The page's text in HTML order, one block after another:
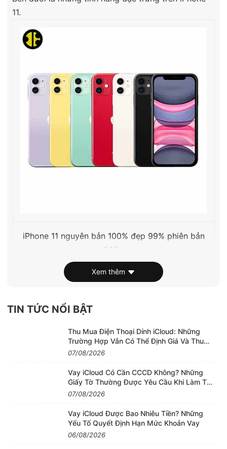
11.
iPhone 11 nguyên bản 100% đẹp 99% phiên bản
64Gb
những tính năng và hiệu năng mạnh mẽ.
người dùng yêu công nghệ trên toàn thế giới săn
đón. Vậy đâu là những đặc điểm nổi bật khiến
1. Màu tím, xanh mới và định vị lại logo Apple
Xem thêm
TIN TỨC NỔI BẬT
Thu Mua Điện Thoại Dính iCloud: Những
Trường Hợp Vẫn Có Thể Định Giá Và Thu
Mua
07/08/2026
Vay iCloud Có Cần CCCD Không? Những
Giấy Tờ Thường Được Yêu Cầu Khi Làm Thủ
Tục
07/08/2026
Vay iCloud Được Bao Nhiêu Tiền? Những
Yếu Tố Quyết Định Hạn Mức Khoản Vay
06/08/2026